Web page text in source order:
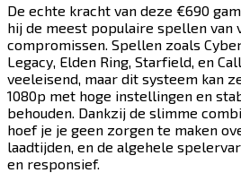
De echte kracht van deze €690
hij de meest populaire spellen van
compromissen. Spellen zoals ​​​​‌ ‍ ​‍​‍‌‍ ‌ ​‍‌‍‍‌‌‍‌ ‌‍‍‌‌‍ ‍​‍​‍​ ‍‍​‍​‍‌ ​ ‌‍​‌‌‍ ‍‌‍‍‌‌ ‌​‌ ‍‌​‍ ‍‌‍‍‌‌‍ ​‍​‍​‍ ​​‍​‍‌‍‍​‌ ​‍‌‍‌‌‌‍‌‍​‍​‍​ ‍‍​‍​‍​‍ ‌‍​‌‌‍‌​‌‍ ‌‌‍‍‌‌‍ ‍​‍ ‌‍‍‌‌‍ ‍‌ ‌​‌‍‌‌‌‍ ‍‌ ‌​​‍ ‌‍‌‌‌‍‌​‌‍‍‌‌ ‌​​‍ ‌‍ ‌‌‍ ‌‍‌​‌‍‌‌​ ‌‌ ​​‌ ​‍‌‍‌‌‌ ​ ‌‍‌‌‌‍ ‍‌ ‌​‌‍​‌‌ ‌​‌‍‍‌‌‍ ‌‍ ‍​ ‍ ‌‍‍‌‌‍‌​​ ‌​ ‌​​ ‌ ​ ‌ ‌‍​‌​ ​‌​ ‌‍​ ‌​​ ​ ​‍ ‌​ ‍‌​ ​‍‌‍​‍‌‍‌​​‍ ‌​ ‌​​ ‌‍​ ​​​ ​ ​‍ ‌‌‍​‍​ ‍​​ ​‌​ ‌‍​‍ ‌​ ​‌​ ​‌​ ‌‍‌‍‌​​ ‌‌‌‍‌‍‌‍​ ​ ​‍​ ​ ‌‍‌‍​ ‍​​ ‍‌​ ‍ ‌ ‌​‌ ‍‌‌ ​​‌‍‌‌​ ‌‌‍​‍‌ ‌‌‌‍‍‌‌‍ ​‌‍‌​​ ‍ ‌ ​​‌‍​‌‌ ‌​‌‍‍​​ ‌‌‍‍‌​ ​‌​ ‍​‌‍ ‍‌‌ ‌‍ ​‌‍ ‌‍ ‍‌‍‌ ‌‌ ‌‍‌​‌‍‌‌‌ ​ ‌‍​ ​‍‌‌​ ‌‌‌​​‍‌‌ ‌‍‍ ‌‍‌‌‌ ‍‌​‍‌‌​ ​ ‌​‌​​‍‌‌​ ​ ‌​‌​​‍‌‌​ ​‍​ ​‍‌‍ ‍‌‍ ​​‍‌‌​ ​‍​ ​‍​‍‌‌​ ‌‌‌​‌​​‍ ‍‌ ‌‍‌‍​‌‌‍ ​‌ ‌‌‌‍‌‌​‍‌‌​ ‌‌‌​​‍‌‌ ‌‍‍ ‌‍‌‌‌ ‍‌​‍‌‌​ ​ ‌​‌​​‍‌‌​ ​ ‌​‌​​‍‌‌​ ​‍​ ​‍​ ‌‌​ ‍‌‌‍​ ‌‍​ ‌‍‌‍​ ‍​‌‍‌‌​ ​‌​ ​​​ ‌‍​ ​‍‌‍‌‍​‍‌‌​ ​‍​ ​‍​‍‌‌​ ‌‌‌​‌​​‍ ‍‌‍​ ‌‍‍​‌‍‍‌‌‍ ​‌‍‌​‌ ​‍‌‍‌‌‌‍ ‍​‍‌‌​ ‌‌‌​​‍‌‌ ‌‍‍ ‌‍‌‌‌ ‍‌​‍‌‌​ ​ ‌​‌​​‍‌‌​ ​ ‌​‌​​‍‌‌​ ​‍​ ​‍​ ‍‌​ ​‌​ ​‌‌‍‌‌​ ​​‌‍​‌​ ​‌​ ‌​​ ​ ‌‍‌‌​ ‌‌​ ​‍​‍‌‌​ ​‍​ ​‍​‍‌‌​ ‌‌‌​‌​​‍ ‍‌ ‌​‌‍‌‌‌ ‍​‌ ‌​​ ‌‍​‍‌‍​‌‌ ​ ‌‍‌‌‌‌‌‌‌ ​‍‌‍ ​​ ‌​‍‌‌​ ​‍‌​‌‍‌‍​‌‌‍‌​‌‍ ‌‌‍‍‌‌‍ ‍​‍‌‍‌‍‍‌‌‍‌​​ ‌​ ‌​​ ‌ ​ ‌ ‌‍​‌​ ​‌​ ‌‍​ ‌​​ ​ ​‍ ‌​ ‍‌​ ​‍‌‍​‍‌‍‌​​‍ ‌​ ‌​​ ‌‍​ ​​​ ​ ​‍ ‌‌‍​‍​ ‍​​ ​‌​ ‌‍​‍ ‌​ ​‌​ ​‌​ ‌‍‌‍‌​​ ‌‌‌‍‌‍‌‍​ ​ ​‍​ ​ ‌‍‌‍​ ‍​​ ‍‌​‍‌‍‌ ‌​‌ ‍‌‌ ​​‌‍‌‌​ ‌‌‍​‍‌ ‌‌‌‍‍‌‌‍ ​‌‍‌​​‍‌‍‌ ​​‌‍​‌‌ ‌​‌‍‍​​ ‌‌‍‍‌​ ​‌​ ‍​‌‍ ‍‌‌ ‌‍ ​‌‍ ‌‍ ‍‌‍‌ ‌‌ ‌‍‌​‌‍‌‌‌ ​ ‌‍​ ​‍‌‌​ ‌‌‌​​‍‌‌ ‌‍‍ ‌‍‌‌‌ ‍‌​‍‌‌​ ​ ‌​‌​​‍‌‌​ ​ ‌​‌​​‍‌‌​ ​‍​ ​‍‌‍ ‍‌‍ ​​‍‌‌​ ​‍​ ​‍​‍‌‌​ ‌‌‌​‌​​‍ ‍‌ ‌‍‌‍​‌‌‍ ​‌ ‌‌‌‍‌‌​‍‌‌​ ‌‌‌​​‍‌‌ ‌‍‍ ‌‍‌‌‌ ‍‌​‍‌‌​ ​ ‌​‌​​‍‌‌​ ​ ‌​‌​​‍‌‌​ ​‍​ ​‍​ ‌‌​ ‍‌‌‍​ ‌‍​ ‌‍‌‍​ ‍​‌‍‌‌​ ​‌​ ​​​ ‌‍​ ​‍‌‍‌‍​‍‌‌​ ​‍​ ​‍​‍‌‌​ ‌‌‌​‌​​‍ ‍‌‍​ ‌‍‍​‌‍‍‌‌‍ ​‌‍‌​‌ ​‍‌‍‌‌‌‍ ‍​‍‌‌​ ‌‌‌​​‍‌‌ ‌‍‍ ‌‍‌‌‌ ‍‌​‍‌‌​ ​ ‌​‌​​‍‌‌​ ​ ‌​‌​​‍‌‌​ ​‍​ ​‍​ ‍‌​ ​‌​ ​‌‌‍‌‌​ ​​‌‍​‌​ ​‌​ ‌​​ ​ ‌‍‌‌​ ‌‌​ ​‍​‍‌‌​ ​‍​ ​‍​‍‌‌​ ‌‌‌​‌​​‍ ‍‌ ‌​‌‍‌‌‌ ‍​‌ ‌​​‍‌‍‌ ​​‌‍‌‌‌ ​‍‌ ​ ‌ ​​‌‍‌‌‌‍​ ‌ ‌​‌‍‍‌‌ ‌‍‌‍‌‌​ ‌‌ ​​‌ ‌‌‌‍​‍‌‍ ​‌‍‍‌‌ ​ ‌‍‍​‌‍‌‌‌‍‌​​‍​‍‌ ‌ Cyberpunk 2077​​​​‌
Legacy​​​​‌ ‍ ​‍​‍‌‍ ‌ ​‍‌‍‍‌‌‍‌ ‌‍‍‌‌‍ ‍​‍​‍​ ‍‍​‍​‍‌ ​ ‌‍​‌‌‍ ‍‌‍‍‌‌ ‌​‌ ‍‌​‍ ‍‌‍‍‌‌‍ ​‍​‍​‍ ​​‍​‍‌‍‍​‌ ​‍‌‍‌‌‌‍‌‍​‍​‍​ ‍‍​‍​‍​‍ ‌‍​‌‌‍‌​‌‍ ‌‌‍‍‌‌‍ ‍​‍ ‌‍‍‌‌‍ ‍‌ ‌​‌‍‌‌‌‍ ‍‌ ‌​​‍ ‌‍‌‌‌‍‌​‌‍‍‌‌ ‌​​‍ ‌‍ ‌‌‍ ‌‍‌​‌‍‌‌​ ‌‌ ​​‌ ​‍‌‍‌‌‌ ​ ‌‍‌‌‌‍ ‍‌ ‌​‌‍​‌‌ ‌​‌‍‍‌‌‍ ‌‍ ‍​ ‍ ‌‍‍‌‌‍‌​​ ‌​ ‌​​ ‌ ​ ‌ ‌‍​‌​ ​‌​ ‌‍​ ‌​​ ​ ​‍ ‌​ ‍‌​ ​‍‌‍​‍‌‍‌​​‍ ‌​ ‌​​ ‌‍​ ​​​ ​ ​‍ ‌‌‍​‍​ ‍​​ ​‌​ ‌‍​‍ ‌​ ​‌​ ​‌​ ‌‍‌‍‌​​ ‌‌‌‍‌‍‌‍​ ​ ​‍​ ​ ‌‍‌‍​ ‍​​ ‍‌​ ‍ ‌ ‌​‌ ‍‌‌ ​​‌‍‌‌​ ‌‌‍​‍‌ ‌‌‌‍‍‌‌‍ ​‌‍‌​​ ‍ ‌ ​​‌‍​‌‌ ‌​‌‍‍​​ ‌‌‍‍‌​ ​‌​ ‍​‌‍ ‍‌‌ ‌‍ ​‌‍ ‌‍ ‍‌‍‌ ‌‌ ‌‍‌​‌‍‌‌‌ ​ ‌‍​ ​‍‌‌​ ‌‌‌​​‍‌‌ ‌‍‍ ‌‍‌‌‌ ‍‌​‍‌‌​ ​ ‌​‌​​‍‌‌​ ​ ‌​‌​​‍‌‌​ ​‍​ ​‍‌‍ ‍‌‍ ​​‍‌‌​ ​‍​ ​‍​‍‌‌​ ‌‌‌​‌​​‍ ‍‌ ‌‍‌‍​‌‌‍ ​‌ ‌‌‌‍‌‌​‍‌‌​ ‌‌‌​​‍‌‌ ‌‍‍ ‌‍‌‌‌ ‍‌​‍‌‌​ ​ ‌​‌​​‍‌‌​ ​ ‌​‌​​‍‌‌​ ​‍​ ​‍​ ‌‌​ ‍‌‌‍​ ‌‍​ ‌‍‌‍​ ‍​‌‍‌‌​ ​‌​ ​​​ ‌‍​ ​‍‌‍‌‍​‍‌‌​ ​‍​ ​‍​‍‌‌​ ‌‌‌​‌​​‍ ‍‌‍​ ‌‍‍​‌‍‍‌‌‍ ​‌‍‌​‌ ​‍‌‍‌‌‌‍ ‍​‍‌‌​ ‌‌‌​​‍‌‌ ‌‍‍ ‌‍‌‌‌ ‍‌​‍‌‌​ ​ ‌​‌​​‍‌‌​ ​ ‌​‌​​‍‌‌​ ​‍​ ​‍​ ‍‌​ ‍​‌‍‌​‌‍​ ​ ‌ ​ ​‌​ ‌‌​ ‍​​ ‌ ​ ​‍​ ‍​‌‍‌‌​‍‌‌​ ​‍​ ​‍​‍‌‌​ ‌‌‌​‌​​‍ ‍‌ ‌​‌‍‌‌‌ ‍​‌ ‌​​ ‌‍​‍‌‍​‌‌ ​ ‌‍‌‌‌‌‌‌‌ ​‍‌‍ ​​ ‌​‍‌‌​ ​‍‌​‌‍‌‍​‌‌‍‌​‌‍ ‌‌‍‍‌‌‍ ‍​‍‌‍‌‍‍‌‌‍‌​​ ‌​ ‌​​ ‌ ​ ‌ ‌‍​‌​ ​‌​ ‌‍​ ‌​​ ​ ​‍ ‌​ ‍‌​ ​‍‌‍​‍‌‍‌​​‍ ‌​ ‌​​ ‌‍​ ​​​ ​ ​‍ ‌‌‍​‍​ ‍​​ ​‌​ ‌‍​‍ ‌​ ​‌​ ​‌​ ‌‍‌‍‌​​ ‌‌‌‍‌‍‌‍​ ​ ​‍​ ​ ‌‍‌‍​ ‍​​ ‍‌​‍‌‍‌ ‌​‌ ‍‌‌ ​​‌‍‌‌​ ‌‌‍​‍‌ ‌‌‌‍‍‌‌‍ ​‌‍‌​​‍‌‍‌ ​​‌‍​‌‌ ‌​‌‍‍​​ ‌‌‍‍‌​ ​‌​ ‍​‌‍ ‍‌‌ ‌‍ ​‌‍ ‌‍ ‍‌‍‌ ‌‌ ‌‍‌​‌‍‌‌‌ ​ ‌‍​ ​‍‌‌​ ‌‌‌​​‍‌‌ ‌‍‍ ‌‍‌‌‌ ‍‌​‍‌‌​ ​ ‌​‌​​‍‌‌​ ​ ‌​‌​​‍‌‌​ ​‍​ ​‍‌‍ ‍‌‍ ​​‍‌‌​ ​‍​ ​‍​‍‌‌​ ‌‌‌​‌​​‍ ‍‌ ‌‍‌‍​‌‌‍ ​‌ ‌‌‌‍‌‌​‍‌‌​ ‌‌‌​​‍‌‌ ‌‍‍ ‌‍‌‌‌ ‍‌​‍‌‌​ ​ ‌​‌​​‍‌‌​ ​ ‌​‌​​‍‌‌​ ​‍​ ​‍​ ‌‌​ ‍‌‌‍​ ‌‍​ ‌‍‌‍​ ‍​‌‍‌‌​ ​‌​ ​​​ ‌‍​ ​‍‌‍‌‍​‍‌‌​ ​‍​ ​‍​‍‌‌​ ‌‌‌​‌​​‍ ‍‌‍​ ‌‍‍​‌‍‍‌‌‍ ​‌‍‌​‌ ​‍‌‍‌‌‌‍ ‍​‍‌‌​ ‌‌‌​​‍‌‌ ‌‍‍ ‌‍‌‌‌ ‍‌​‍‌‌​ ​ ‌​‌​​‍‌‌​ ​ ‌​‌​​‍‌‌​ ​‍​ ​‍​ ‍‌​ ‍​‌‍‌​‌‍​ ​ ‌ ​ ​‌​ ‌‌​ ‍​​ ‌ ​ ​‍​ ‍​‌‍‌‌​‍‌‌​ ​‍​ ​‍​‍‌‌​ ‌‌‌​‌​​‍ ‍‌ ‌​‌‍‌‌‌ ‍​‌ ‌​​‍‌‍‌ ​​‌‍‌‌‌ ​‍‌ ​ ‌ ​​‌‍‌‌‌‍​ ‌ ‌​‌‍‍‌‌ ‌‍‌‍‌‌​ ‌‌ ​​‌ ‌‌‌‍​‍‌‍ ​‌‍‍‌‌ ​ ‌‍‍​‌‍‌‌‌‍‌​​‍​‍‌ ‌ Elden Ring​​​​‌ ‍ ​‍​‍‌‍ ‌ ​‍‌‍‍‌‌‍‌ ‌‍‍‌‌‍ ‍​‍​‍​ ‍‍​‍​‍‌ ​ ‌‍​‌‌‍ ‍‌‍‍‌‌ ‌​‌ ‍‌​‍ ‍‌‍‍‌‌‍ ​‍​‍​‍ ​​‍​‍‌‍‍​‌ ​‍‌‍‌‌‌‍‌‍​‍​‍​ ‍‍​‍​‍​‍ ‌‍​‌‌‍‌​‌‍ ‌‌‍‍‌‌‍ ‍​‍ ‌‍‍‌‌‍ ‍‌ ‌​‌‍‌‌‌‍ ‍‌ ‌​​‍ ‌‍‌‌‌‍‌​‌‍‍‌‌ ‌​​‍ ‌‍ ‌‌‍ ‌‍‌​‌‍‌‌​ ‌‌ ​​‌ ​‍‌‍‌‌‌ ​ ‌‍‌‌‌‍ ‍‌ ‌​‌‍​‌‌ ‌​‌‍‍‌‌‍ ‌‍ ‍​ ‍ ‌‍‍‌‌‍‌​​ ‌​ ‌​​ ‌ ​ ‌ ‌‍​‌​ ​‌​ ‌‍​ ‌​​ ​ ​‍ ‌​ ‍‌​ ​‍‌‍​‍‌‍‌​​‍ ‌​ ‌​​ ‌‍​ ​​​ ​ ​‍ ‌‌‍​‍​ ‍​​ ​‌​ ‌‍​‍ ‌​ ​‌​ ​‌​ ‌‍‌‍‌​​ ‌‌‌‍‌‍‌‍​ ​ ​‍​ ​ ‌‍‌‍​ ‍​​ ‍‌​ ‍ ‌ ‌​‌ ‍‌‌ ​​‌‍‌‌​ ‌‌‍​‍‌ ‌‌‌‍‍‌‌‍ ​‌‍‌​​ ‍ ‌ ​​‌‍​‌‌ ‌​‌‍‍​​ ‌‌‍‍‌​ ​‌​ ‍​‌‍ ‍‌‌ ‌‍ ​‌‍ ‌‍ ‍‌‍‌ ‌‌ ‌‍‌​‌‍‌‌‌ ​ ‌‍​ ​‍‌‌​ ‌‌‌​​‍‌‌ ‌‍‍ ‌‍‌‌‌ ‍‌​‍‌‌​ ​ ‌​‌​​‍‌‌​ ​ ‌​‌​​‍‌‌​ ​‍​ ​‍‌‍ ‍‌‍ ​​‍‌‌​ ​‍​ ​‍​‍‌‌​ ‌‌‌​‌​​‍ ‍‌ ‌‍‌‍​‌‌‍ ​‌ ‌‌‌‍‌‌​‍‌‌​ ‌‌‌​​‍‌‌ ‌‍‍ ‌‍‌‌‌ ‍‌​‍‌‌​ ​ ‌​‌​​‍‌‌​ ​ ‌​‌​​‍‌‌​ ​‍​ ​‍​ ‌‌​ ‍‌‌‍​ ‌‍​ ‌‍‌‍​ ‍​‌‍‌‌​ ​‌​ ​​​ ‌‍​ ​‍‌‍‌‍​‍‌‌​ ​‍​ ​‍​‍‌‌​ ‌‌‌​‌​​‍ ‍‌‍​ ‌‍‍​‌‍‍‌‌‍ ​‌‍‌​‌ ​‍‌‍‌‌‌‍ ‍​‍‌‌​ ‌‌‌​​‍‌‌ ‌‍‍ ‌‍‌‌‌ ‍‌​‍‌‌​ ​ ‌​‌​​‍‌‌​ ​ ‌​‌​​‍‌‌​ ​‍​ ​‍​ ‍​​ ‌ ‌‍‌‍​ ‌‌​ ‌‌​ ‌ ​ ​‍​ ​​​ ​‌​ ​‌‌‍‌‍‌‍​‌​‍‌‌​ ​‍​ ​‍​‍‌‌​ ‌‌‌​‌​​‍ ‍‌ ‌​‌‍‌‌‌ ‍​‌ ‌​​ ‌‍​‍‌‍​‌‌ ​ ‌‍‌‌‌‌‌‌‌ ​‍‌‍ ​​ ‌​‍‌‌​ ​‍‌​‌‍‌‍​‌‌‍‌​‌‍ ‌‌‍‍‌‌‍ ‍​‍‌‍‌‍‍‌‌‍‌​​ ‌​ ‌​​ ‌ ​ ‌ ‌‍​‌​ ​‌​ ‌‍​ ‌​​ ​ ​‍ ‌​ ‍‌​ ​‍‌‍​‍‌‍‌​​‍ ‌​ ‌​​ ‌‍​ ​​​ ​ ​‍ ‌‌‍​‍​ ‍​​ ​‌​ ‌‍​‍ ‌​ ​‌​ ​‌​ ‌‍‌‍‌​​ ‌‌‌‍‌‍‌‍​ ​ ​‍​ ​ ‌‍‌‍​ ‍​​ ‍‌​‍‌‍‌ ‌​‌ ‍‌‌ ​​‌‍‌‌​ ‌‌‍​‍‌ ‌‌‌‍‍‌‌‍ ​‌‍‌​​‍‌‍‌ ​​‌‍​‌‌ ‌​‌‍‍​​ ‌‌‍‍‌​ ​‌​ ‍​‌‍ ‍‌‌ ‌‍ ​‌‍ ‌‍ ‍‌‍‌ ‌‌ ‌‍‌​‌‍‌‌‌ ​ ‌‍​ ​‍‌‌​ ‌‌‌​​‍‌‌ ‌‍‍ ‌‍‌‌‌ ‍‌​‍‌‌​ ​ ‌​‌​​‍‌‌​ ​ ‌​‌​​‍‌‌​ ​‍​ ​‍‌‍ ‍‌‍ ​​‍‌‌​ ​‍​ ​‍​‍‌‌​ ‌‌‌​‌​​‍ ‍‌ ‌‍‌‍​‌‌‍ ​‌ ‌‌‌‍‌‌​‍‌‌​ ‌‌‌​​‍‌‌ ‌‍‍ ‌‍‌‌‌ ‍‌​‍‌‌​ ​ ‌​‌​​‍‌‌​ ​ ‌​‌​​‍‌‌​ ​‍​ ​‍​ ‌‌​ ‍‌‌‍​ ‌‍​ ‌‍‌‍​ ‍​‌‍‌‌​ ​‌​ ​​​ ‌‍​ ​‍‌‍‌‍​‍‌‌​ ​‍​ ​‍​‍‌‌​ ‌‌‌​‌​​‍ ‍‌‍​ ‌‍‍​‌‍‍‌‌‍ ​‌‍‌​‌ ​‍‌‍‌‌‌‍ ‍​‍‌‌​ ‌‌‌​​‍‌‌ ‌‍‍ ‌‍‌‌‌ ‍‌​‍‌‌​ ​ ‌​‌​​‍‌‌​ ​ ‌​‌​​‍‌‌​ ​‍​ ​‍​ ‍​​ ‌ ‌‍‌‍​ ‌‌​ ‌‌​ ‌ ​ ​‍​ ​​​ ​‌​ ​‌‌‍‌‍‌‍​‌​‍‌‌​ ​‍​ ​‍​‍‌‌​ ‌‌‌​‌​​‍ ‍‌ ‌​‌‍‌‌‌ ‍​‌ ‌​​‍‌‍‌ ​​‌‍‌‌‌ ​‍‌ ​ ‌ ​​‌‍‌‌‌‍​ ‌ ‌​‌‍‍‌‌ ‌‍‌‍‌‌​ ‌‌ ​​‌ ‌‌‌‍​‍‌‍ ​‌‍‍‌‌ ​ ‌‍‍​‌‍‌‌‌‍‌​​‍​‍‌ ‌ Starfield​​​​‌ ‍ ​‍​‍‌‍ ‌ ​‍‌‍‍‌‌‍‌ ‌‍‍‌‌‍ ‍​‍​‍​ ‍‍​‍​‍‌ ​ ‌‍​‌‌‍ ‍‌‍‍‌‌ ‌​‌ ‍‌​‍ ‍‌‍‍‌‌‍ ​‍​‍​‍ ​​‍​‍‌‍‍​‌ ​‍‌‍‌‌‌‍‌‍​‍​‍​ ‍‍​‍​‍​‍ ‌‍​‌‌‍‌​‌‍ ‌‌‍‍‌‌‍ ‍​‍ ‌‍‍‌‌‍ ‍‌ ‌​‌‍‌‌‌‍ ‍‌ ‌​​‍ ‌‍‌‌‌‍‌​‌‍‍‌‌ ‌​​‍ ‌‍ ‌‌‍ ‌‍‌​‌‍‌‌​ ‌‌ ​​‌ ​‍‌‍‌‌‌ ​ ‌‍‌‌‌‍ ‍‌ ‌​‌‍​‌‌ ‌​‌‍‍‌‌‍ ‌‍ ‍​ ‍ ‌‍‍‌‌‍‌​​ ‌​ ‌​​ ‌ ​ ‌ ‌‍​‌​ ​‌​ ‌‍​ ‌​​ ​ ​‍ ‌​ ‍‌​ ​‍‌‍​‍‌‍‌​​‍ ‌​ ‌​​ ‌‍​ ​​​ ​ ​‍ ‌‌‍​‍​ ‍​​ ​‌​ ‌‍​‍ ‌​ ​‌​ ​‌​ ‌‍‌‍‌​​ ‌‌‌‍‌‍‌‍​ ​ ​‍​ ​ ‌‍‌‍​ ‍​​ ‍‌​ ‍ ‌ ‌​‌ ‍‌‌ ​​‌‍‌‌​ ‌‌‍​‍‌ ‌‌‌‍‍‌‌‍ ​‌‍‌​​ ‍ ‌ ​​‌‍​‌‌ ‌​‌‍‍​​ ‌‌‍‍‌​ ​‌​ ‍​‌‍ ‍‌‌ ‌‍ ​‌‍ ‌‍ ‍‌‍‌ ‌‌ ‌‍‌​‌‍‌‌‌ ​ ‌‍​ ​‍‌‌​ ‌‌‌​​‍‌‌ ‌‍‍ ‌‍‌‌‌ ‍‌​‍‌‌​ ​ ‌​‌​​‍‌‌​ ​ ‌​‌​​‍‌‌​ ​‍​ ​‍‌‍ ‍‌‍ ​​‍‌‌​ ​‍​ ​‍​‍‌‌​ ‌‌‌​‌​​‍ ‍‌ ‌‍‌‍​‌‌‍ ​‌ ‌‌‌‍‌‌​‍‌‌​ ‌‌‌​​‍‌‌ ‌‍‍ ‌‍‌‌‌ ‍‌​‍‌‌​ ​ ‌​‌​​‍‌‌​ ​ ‌​‌​​‍‌‌​ ​‍​ ​‍​ ‌‌​ ‍‌‌‍​ ‌‍​ ‌‍‌‍​ ‍​‌‍‌‌​ ​‌​ ​​​ ‌‍​ ​‍‌‍‌‍​‍‌‌​ ​‍​ ​‍​‍‌‌​ ‌‌‌​‌​​‍ ‍‌‍​ ‌‍‍​‌‍‍‌‌‍ ​‌‍‌​‌ ​‍‌‍‌‌‌‍ ‍​‍‌‌​ ‌‌‌​​‍‌‌ ‌‍‍ ‌‍‌‌‌ ‍‌​‍‌‌​ ​ ‌​‌​​‍‌‌​ ​ ‌​‌​​‍‌‌​ ​‍​ ​‍‌‍‌‌​ ‌‍​ ​‌‌‍‌​​ ​‍‌‍‌​‌‍‌​‌‍‌‍​ ‍​​ ​ ‌‍​ ​ ‌​​‍‌‌​ ​‍​ ​‍​‍‌‌​ ‌‌‌​‌​​‍ ‍‌ ‌​‌‍‌‌‌ ‍​‌ ‌​​ ‌‍​‍‌‍​‌‌ ​ ‌‍‌‌‌‌‌‌‌ ​‍‌‍ ​​ ‌​‍‌‌​ ​‍‌​‌‍‌‍​‌‌‍‌​‌‍ ‌‌‍‍‌‌‍ ‍​‍‌‍‌‍‍‌‌‍‌​​ ‌​ ‌​​ ‌ ​ ‌ ‌‍​‌​ ​‌​ ‌‍​ ‌​​ ​ ​‍ ‌​ ‍‌​ ​‍‌‍​‍‌‍‌​​‍ ‌​ ‌​​ ‌‍​ ​​​ ​ ​‍ ‌‌‍​‍​ ‍​​ ​‌​ ‌‍​‍ ‌​ ​‌​ ​‌​ ‌‍‌‍‌​​ ‌‌‌‍‌‍‌‍​ ​ ​‍​ ​ ‌‍‌‍​ ‍​​ ‍‌​‍‌‍‌ ‌​‌ ‍‌‌ ​​‌‍‌‌​ ‌‌‍​‍‌ ‌‌‌‍‍‌‌‍ ​‌‍‌​​‍‌‍‌ ​​‌‍​‌‌ ‌​‌‍‍​​ ‌‌‍‍‌​ ​‌​ ‍​‌‍ ‍‌‌ ‌‍ ​‌‍ ‌‍ ‍‌‍‌ ‌‌ ‌‍‌​‌‍‌‌‌ ​ ‌‍​ ​‍‌‌​ ‌‌‌​​‍‌‌ ‌‍‍ ‌‍‌‌‌ ‍‌​‍‌‌​ ​ ‌​‌​​‍‌‌​ ​ ‌​‌​​‍‌‌​ ​‍​ ​‍‌‍ ‍‌‍ ​​‍‌‌​ ​‍​ ​‍​‍‌‌​ ‌‌‌​‌​​‍ ‍‌ ‌‍‌‍​‌‌‍ ​‌ ‌‌‌‍‌‌​‍‌‌​ ‌‌‌​​‍‌‌ ‌‍‍ ‌‍‌‌‌ ‍‌​‍‌‌​ ​ ‌​‌​​‍‌‌​ ​ ‌​‌​​‍‌‌​ ​‍​ ​‍​ ‌‌​ ‍‌‌‍​ ‌‍​ ‌‍‌‍​ ‍​‌‍‌‌​ ​‌​ ​​​ ‌‍​ ​‍‌‍‌‍​‍‌‌​ ​‍​ ​‍​‍‌‌​ ‌‌‌​‌​​‍ ‍‌‍​ ‌‍‍​‌‍‍‌‌‍ ​‌‍‌​‌ ​‍‌‍‌‌‌‍ ‍​‍‌‌​ ‌‌‌​​‍‌‌ ‌‍‍ ‌‍‌‌‌ ‍‌​‍‌‌​ ​ ‌​‌​​‍‌‌​ ​ ‌​‌​​‍‌‌​ ​‍​ ​‍‌‍‌‌​ ‌‍​ ​‌‌‍‌​​ ​‍‌‍‌​‌‍‌​‌‍‌‍​ ‍​​ ​ ‌‍​ ​ ‌​​‍‌‌​ ​‍​ ​‍​‍‌‌​ ‌‌‌​‌​​‍ ‍‌ ‌​‌‍‌‌‌ ‍​‌ ‌​​‍‌‍‌ ​​‌‍‌‌‌ ​‍‌ ​ ‌ ​​‌‍‌‌‌‍​ ‌ ‌​‌‍‍‌‌ ‌‍‌‍‌‌​ ‌‌ ​​‌ ‌‌‌‍​‍‌‍ ​‌‍‍‌‌ ​ ‌‍‍​‌‍‌‌‌‍‌​​‍​‍‌ ‌ , en ​​​​‌ ‍ ​‍​‍‌‍ ‌ ​‍‌‍‍‌‌‍‌ ‌‍‍‌‌‍ ‍​‍​‍​ ‍‍​‍​‍‌ ​ ‌‍​‌‌‍ ‍‌‍‍‌‌ ‌​‌ ‍‌​‍ ‍‌‍‍‌‌‍ ​‍​‍​‍ ​​‍​‍‌‍‍​‌ ​‍‌‍‌‌‌‍‌‍​‍​‍​ ‍‍​‍​‍​‍ ‌‍​‌‌‍‌​‌‍ ‌‌‍‍‌‌‍ ‍​‍ ‌‍‍‌‌‍ ‍‌ ‌​‌‍‌‌‌‍ ‍‌ ‌​​‍ ‌‍‌‌‌‍‌​‌‍‍‌‌ ‌​​‍ ‌‍ ‌‌‍ ‌‍‌​‌‍‌‌​ ‌‌ ​​‌ ​‍‌‍‌‌‌ ​ ‌‍‌‌‌‍ ‍‌ ‌​‌‍​‌‌ ‌​‌‍‍‌‌‍ ‌‍ ‍​ ‍ ‌‍‍‌‌‍‌​​ ‌​ ‌​​ ‌ ​ ‌ ‌‍​‌​ ​‌​ ‌‍​ ‌​​ ​ ​‍ ‌​ ‍‌​ ​‍‌‍​‍‌‍‌​​‍ ‌​ ‌​​ ‌‍​ ​​​ ​ ​‍ ‌‌‍​‍​ ‍​​ ​‌​ ‌‍​‍ ‌​ ​‌​ ​‌​ ‌‍‌‍‌​​ ‌‌‌‍‌‍‌‍​ ​ ​‍​ ​ ‌‍‌‍​ ‍​​ ‍‌​ ‍ ‌ ‌​‌ ‍‌‌ ​​‌‍‌‌​ ‌‌‍​‍‌ ‌‌‌‍‍‌‌‍ ​‌‍‌​​ ‍ ‌ ​​‌‍​‌‌ ‌​‌‍‍​​ ‌‌‍‍‌​ ​‌​ ‍​‌‍ ‍‌‌ ‌‍ ​‌‍ ‌‍ ‍‌‍‌ ‌‌ ‌‍‌​‌‍‌‌‌ ​ ‌‍​ ​‍‌‌​ ‌‌‌​​‍‌‌ ‌‍‍ ‌‍‌‌‌ ‍‌​‍‌‌​ ​ ‌​‌​​‍‌‌​ ​ ‌​‌​​‍‌‌​ ​‍​ ​‍‌‍ ‍‌‍ ​​‍‌‌​ ​‍​ ​‍​‍‌‌​ ‌‌‌​‌​​‍ ‍‌ ‌‍‌‍​‌‌‍ ​‌ ‌‌‌‍‌‌​‍‌‌​ ‌‌‌​​‍‌‌ ‌‍‍ ‌‍‌‌‌ ‍‌​‍‌‌​ ​ ‌​‌​​‍‌‌​ ​ ‌​‌​​‍‌‌​ ​‍​ ​‍​ ‌‌​ ‍‌‌‍​ ‌‍​ ‌‍‌‍​ ‍​‌‍‌‌​ ​‌​ ​​​ ‌‍​ ​‍‌‍‌‍​‍‌‌​ ​‍​ ​‍​‍‌‌​ ‌‌‌​‌​​‍ ‍‌‍​ ‌‍‍​‌‍‍‌‌‍ ​‌‍‌​‌ ​‍‌‍‌‌‌‍ ‍​‍‌‌​ ‌‌‌​​‍‌‌ ‌‍‍ ‌‍‌‌‌ ‍‌​‍‌‌​ ​ ‌​‌​​‍‌‌​ ​ ‌​‌​​‍‌‌​ ​‍​ ​‍​ ‌​‌‍​‍‌‍​‌​ ​‌​ ‌‌​ ‌‍​ ‌​​ ‌ ​ ​‍​ ‌‍‌‍‌​‌‍‌​​‍‌‌​ ​‍​ ​‍​‍‌‌​ ‌‌‌​‌​​‍ ‍‌ ‌​‌‍‌‌‌ ‍​‌ ‌​​ ‌‍​‍‌‍​‌‌ ​ ‌‍‌‌‌‌‌‌‌ ​‍‌‍ ​​ ‌​‍‌‌​ ​‍‌​‌‍‌‍​‌‌‍‌​‌‍ ‌‌‍‍‌‌‍ ‍​‍‌‍‌‍‍‌‌‍‌​​ ‌​ ‌​​ ‌ ​ ‌ ‌‍​‌​ ​‌​ ‌‍​ ‌​​ ​ ​‍ ‌​ ‍‌​ ​‍‌‍​‍‌‍‌​​‍ ‌​ ‌​​ ‌‍​ ​​​ ​ ​‍ ‌‌‍​‍​ ‍​​ ​‌​ ‌‍​‍ ‌​ ​‌​ ​‌​ ‌‍‌‍‌​​ ‌‌‌‍‌‍‌‍​ ​ ​‍​ ​ ‌‍‌‍​ ‍​​ ‍‌​‍‌‍‌ ‌​‌ ‍‌‌ ​​‌‍‌‌​ ‌‌‍​‍‌ ‌‌‌‍‍‌‌‍ ​‌‍‌​​‍‌‍‌ ​​‌‍​‌‌ ‌​‌‍‍​​ ‌‌‍‍‌​ ​‌​ ‍​‌‍ ‍‌‌ ‌‍ ​‌‍ ‌‍ ‍‌‍‌ ‌‌ ‌‍‌​‌‍‌‌‌ ​ ‌‍​ ​‍‌‌​ ‌‌‌​​‍‌‌ ‌‍‍ ‌‍‌‌‌ ‍‌​‍‌‌​ ​ ‌​‌​​‍‌‌​ ​ ‌​‌​​‍‌‌​ ​‍​ ​‍‌‍ ‍‌‍ ​​‍‌‌​ ​‍​ ​‍​‍‌‌​ ‌‌‌​‌​​‍ ‍‌ ‌‍‌‍​‌‌‍ ​‌ ‌‌‌‍‌‌​‍‌‌​ ‌‌‌​​‍‌‌ ‌‍‍ ‌‍‌‌‌ ‍‌​‍‌‌​ ​ ‌​‌​​‍‌‌​ ​ ‌​‌​​‍‌‌​ ​‍​ ​‍​ ‌‌​ ‍‌‌‍​ ‌‍​ ‌‍‌‍​ ‍​‌‍‌‌​ ​‌​ ​​​ ‌‍​ ​‍‌‍‌‍​‍‌‌​ ​‍​ ​‍​‍‌‌​ ‌‌‌​‌​​‍ ‍‌‍​ ‌‍‍​‌‍‍‌‌‍ ​‌‍‌​‌ ​‍‌‍‌‌‌‍ ‍​‍‌‌​ ‌‌‌​​‍‌‌ ‌‍‍ ‌‍‌‌‌ ‍‌​‍‌‌​ ​ ‌​‌​​‍‌‌​ ​ ‌​‌​​‍‌‌​ ​‍​ ​‍​ ‌​‌‍​‍‌‍​‌​ ​‌​ ‌‌​ ‌‍​ ‌​​ ‌ ​ ​‍​ ‌‍‌‍‌​‌‍‌​​‍‌‌​ ​‍​ ​‍​‍‌‌​ ‌‌‌​‌​​‍ ‍‌ ‌​‌‍‌‌‌ ‍​‌ ‌​​‍‌‍‌ ​​‌‍‌‌‌ ​‍‌ ​ ‌ ​​‌‍‌‌‌‍​ ‌ ‌​‌‍‍‌‌ ‌‍‌‍‌‌​ ‌‌ ​​‌ ‌‌‌‍​‍‌‍ ​‌‍‍‌‌ ​ ‌‍‍​‌‍‌‌‌‍‌​​‍​‍‌ ‌ Call of Duty: Warzone​​​​‌
veeleisend, maar dit systeem kan
1080p met hoge instellingen en
behouden. Dankzij de slimme
hoef je je geen zorgen te maken
laadtijden, en de algehele
en responsief.​​​​‌ ‍ ​‍​‍‌‍ ‌ ​‍‌‍‍‌‌‍‌ ‌‍‍‌‌‍ ‍​‍​‍​ ‍‍​‍​‍‌ ​ ‌‍​‌‌‍ ‍‌‍‍‌‌ ‌​‌ ‍‌​‍ ‍‌‍‍‌‌‍ ​‍​‍​‍ ​​‍​‍‌‍‍​‌ ​‍‌‍‌‌‌‍‌‍​‍​‍​ ‍‍​‍​‍​‍ ‌‍​‌‌‍‌​‌‍ ‌‌‍‍‌‌‍ ‍​‍ ‌‍‍‌‌‍ ‍‌ ‌​‌‍‌‌‌‍ ‍‌ ‌​​‍ ‌‍‌‌‌‍‌​‌‍‍‌‌ ‌​​‍ ‌‍ ‌‌‍ ‌‍‌​‌‍‌‌​ ‌‌ ​​‌ ​‍‌‍‌‌‌ ​ ‌‍‌‌‌‍ ‍‌ ‌​‌‍​‌‌ ‌​‌‍‍‌‌‍ ‌‍ ‍​ ‍ ‌‍‍‌‌‍‌​​ ‌​ ‌​​ ‌ ​ ‌ ‌‍​‌​ ​‌​ ‌‍​ ‌​​ ​ ​‍ ‌​ ‍‌​ ​‍‌‍​‍‌‍‌​​‍ ‌​ ‌​​ ‌‍​ ​​​ ​ ​‍ ‌‌‍​‍​ ‍​​ ​‌​ ‌‍​‍ ‌​ ​‌​ ​‌​ ‌‍‌‍‌​​ ‌‌‌‍‌‍‌‍​ ​ ​‍​ ​ ‌‍‌‍​ ‍​​ ‍‌​ ‍ ‌ ‌​‌ ‍‌‌ ​​‌‍‌‌​ ‌‌‍​‍‌ ‌‌‌‍‍‌‌‍ ​‌‍‌​​ ‍ ‌ ​​‌‍​‌‌ ‌​‌‍‍​​ ‌‌‍‍‌​ ​‌​ ‍​‌‍ ‍‌‌ ‌‍ ​‌‍ ‌‍ ‍‌‍‌ ‌‌ ‌‍‌​‌‍‌‌‌ ​ ‌‍​ ​‍‌‌​ ‌‌‌​​‍‌‌ ‌‍‍ ‌‍‌‌‌ ‍‌​‍‌‌​ ​ ‌​‌​​‍‌‌​ ​ ‌​‌​​‍‌‌​ ​‍​ ​‍‌‍ ‍‌‍ ​​‍‌‌​ ​‍​ ​‍​‍‌‌​ ‌‌‌​‌​​‍ ‍‌ ‌‍‌‍​‌‌‍ ​‌ ‌‌‌‍‌‌​‍‌‌​ ‌‌‌​​‍‌‌ ‌‍‍ ‌‍‌‌‌ ‍‌​‍‌‌​ ​ ‌​‌​​‍‌‌​ ​ ‌​‌​​‍‌‌​ ​‍​ ​‍​ ‌‌​ ‍‌‌‍​ ‌‍​ ‌‍‌‍​ ‍​‌‍‌‌​ ​‌​ ​​​ ‌‍​ ​‍‌‍‌‍​‍‌‌​ ​‍​ ​‍​‍‌‌​ ‌‌‌​‌​​‍ ‍‌‍​ ‌‍‍​‌‍‍‌‌‍ ​‌‍‌​‌ ​‍‌‍‌‌‌‍ ‍​‍‌‌​ ‌‌‌​​‍‌‌ ‌‍‍ ‌‍‌‌‌ ‍‌​‍‌‌​ ​ ‌​‌​​‍‌‌​ ​ ‌​‌​​‍‌‌​ ​‍​ ​‍​ ​​‌‍​ ‌‍​‌​ ‌‌​ ‍​​ ‍‌​ ​ ‌‍​‍‌‍​‍​ ​​‌‍‌‌​ ​‍​‍‌‌​ ​‍​ ​‍​‍‌‌​ ‌‌‌​‌​​‍ ‍‌ ‌​‌‍‌‌‌ ‍​‌ ‌​​ ‌‍​‍‌‍​‌‌ ​ ‌‍‌‌‌‌‌‌‌ ​‍‌‍ ​​ ‌​‍‌‌​ ​‍‌​‌‍‌‍​‌‌‍‌​‌‍ ‌‌‍‍‌‌‍ ‍​‍‌‍‌‍‍‌‌‍‌​​ ‌​ ‌​​ ‌ ​ ‌ ‌‍​‌​ ​‌​ ‌‍​ ‌​​ ​ ​‍ ‌​ ‍‌​ ​‍‌‍​‍‌‍‌​​‍ ‌​ ‌​​ ‌‍​ ​​​ ​ ​‍ ‌‌‍​‍​ ‍​​ ​‌​ ‌‍​‍ ‌​ ​‌​ ​‌​ ‌‍‌‍‌​​ ‌‌‌‍‌‍‌‍​ ​ ​‍​ ​ ‌‍‌‍​ ‍​​ ‍‌​‍‌‍‌ ‌​‌ ‍‌‌ ​​‌‍‌‌​ ‌‌‍​‍‌ ‌‌‌‍‍‌‌‍ ​‌‍‌​​‍‌‍‌ ​​‌‍​‌‌ ‌​‌‍‍​​ ‌‌‍‍‌​ ​‌​ ‍​‌‍ ‍‌‌ ‌‍ ​‌‍ ‌‍ ‍‌‍‌ ‌‌ ‌‍‌​‌‍‌‌‌ ​ ‌‍​ ​‍‌‌​ ‌‌‌​​‍‌‌ ‌‍‍ ‌‍‌‌‌ ‍‌​‍‌‌​ ​ ‌​‌​​‍‌‌​ ​ ‌​‌​​‍‌‌​ ​‍​ ​‍‌‍ ‍‌‍ ​​‍‌‌​ ​‍​ ​‍​‍‌‌​ ‌‌‌​‌​​‍ ‍‌ ‌‍‌‍​‌‌‍ ​‌ ‌‌‌‍‌‌​‍‌‌​ ‌‌‌​​‍‌‌ ‌‍‍ ‌‍‌‌‌ ‍‌​‍‌‌​ ​ ‌​‌​​‍‌‌​ ​ ‌​‌​​‍‌‌​ ​‍​ ​‍​ ‌‌​ ‍‌‌‍​ ‌‍​ ‌‍‌‍​ ‍​‌‍‌‌​ ​‌​ ​​​ ‌‍​ ​‍‌‍‌‍​‍‌‌​ ​‍​ ​‍​‍‌‌​ ‌‌‌​‌​​‍ ‍‌‍​ ‌‍‍​‌‍‍‌‌‍ ​‌‍‌​‌ ​‍‌‍‌‌‌‍ ‍​‍‌‌​ ‌‌‌​​‍‌‌ ‌‍‍ ‌‍‌‌‌ ‍‌​‍‌‌​ ​ ‌​‌​​‍‌‌​ ​ ‌​‌​​‍‌‌​ ​‍​ ​‍​ ​​‌‍​ ‌‍​‌​ ‌‌​ ‍​​ ‍‌​ ​ ‌‍​‍‌‍​‍​ ​​‌‍‌‌​ ​‍​‍‌‌​ ​‍​ ​‍​‍‌‌​ ‌‌‌​‌​​‍ ‍‌ ‌​‌‍‌‌‌ ‍​‌ ‌​​‍‌‍‌ ​​‌‍‌‌‌ ​‍‌ ​ ‌ ​​‌‍‌‌‌‍​ ‌ ‌​‌‍‍‌‌ ‌‍‌‍‌‌​ ‌‌ ​​‌ ‌‌‌‍​‍‌‍ ​‌‍‍‌‌ ​ ‌‍‍​‌‍‌‌‌‍‌​​‍​‍‌ ‌